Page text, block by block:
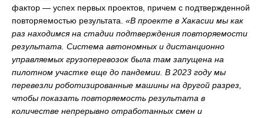
фактор — успех первых проектов, причем с подтвержденной
повторяемостью результата. «В проекте в Хакасии мы как
раз находимся на стадии подтверждения повторяемости
результата. Система автономных и дистанционно
управляемых грузоперевозок была там запущена на
пилотном участке еще до пандемии. В 2023 году мы
перевезли роботизированные машины на другой разрез,
чтобы показать повторяемость результата в
количестве непрерывно отработанных смен и